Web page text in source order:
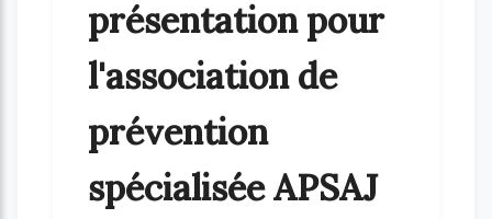
présentation pour
l'association de
prévention
spécialisée APSAJ